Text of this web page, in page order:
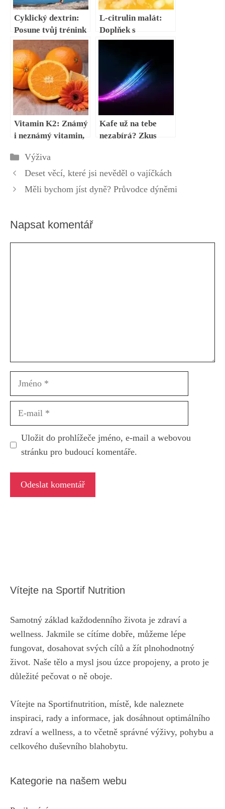
Cyklický dextrin:
Posune tvůj trénink
na novou úroveň. V
čem je lepší než
klasický
maltodextrin?
L-citrulin malát:
Doplňek s
překvapivými
Vitamin K2: Známý
i neznámý vitamin,
Samka
Kafe už na tebe
nezabírá? Zkus
která tě znovu
postaví na nohy
Rubriky
Výživa
Deset věcí, které jsi nevěděl o vajíčkách
Měli bychom jíst dyně? Průvodce dýněmi
Napsat komentář
Jméno
Uložit do prohlížeče jméno, e-mail a webovou
stránku pro budoucí komentáře.
Vítejte na Sportif Nutrition
Samotný základ každodenního života je zdraví a
wellness. Jakmile se cítíme dobře, můžeme lépe
fungovat, dosahovat svých cílů a žít plnohodnotný
život. Naše tělo a mysl jsou úzce propojeny, a proto je
důležité pečovat o ně oboje.
Vítejte na Sportifnutrition, místě, kde naleznete
inspiraci, rady a informace, jak dosáhnout optimálního
zdraví a wellness, a to včetně správné výživy, pohybu a
celkového duševního blahobytu.
Kategorie na našem webu